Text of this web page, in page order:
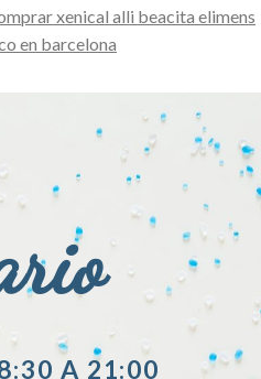
xenical alli beacita elimens
en barcelona
A 21:00